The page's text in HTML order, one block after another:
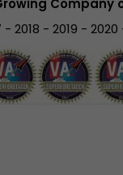
Company
- 2018 - 2019 - 2020